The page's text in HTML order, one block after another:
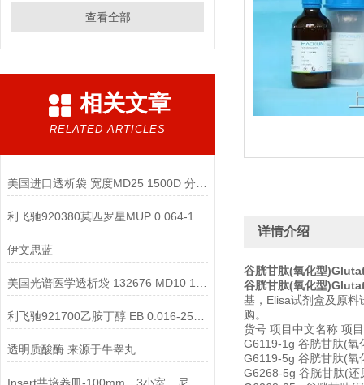
查看全部
相关文章
RELATED ARTICLES
伊文思蓝
透明质酸酶 来源于牛睾丸
详情介绍
谷胱甘肽(氧化型
谷胱甘肽(氧化型
基，Elisa试剂盒及原料
购。
货号 项目中文名称 项
G6119-1g 谷胱甘肽(
G6119-5g 谷胱甘肽(
G6268-5g 谷胱甘肽(